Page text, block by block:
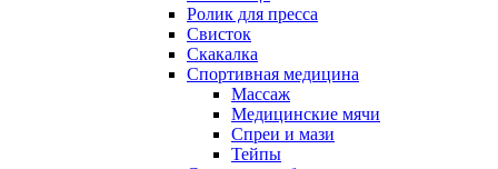
Ролик для пресса
Свисток
Скакалка
Спортивная медицина
Массаж
Медицинские мячи
Спреи и мази
Тейпы